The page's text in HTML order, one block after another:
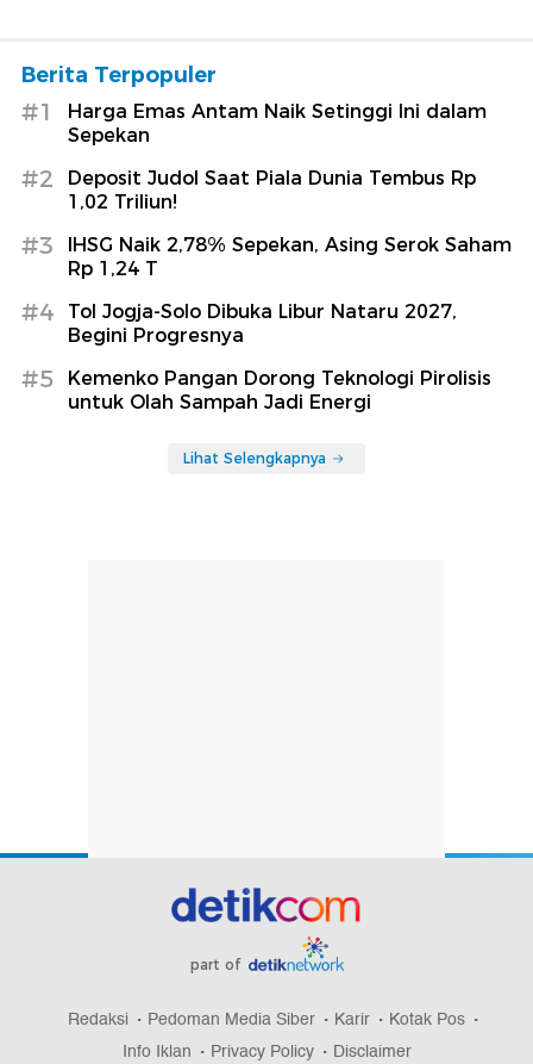
Berita Terpopuler
#1
Harga Emas Antam Naik Setinggi Ini dalam
Sepekan
#2
Deposit Judol Saat Piala Dunia Tembus Rp
1,02 Triliun!
#3
IHSG Naik 2,78% Sepekan, Asing Serok Saham
Rp 1,24 T
#4
Tol Jogja-Solo Dibuka Libur Nataru 2027,
Begini Progresnya
#5
Kemenko Pangan Dorong Teknologi Pirolisis
untuk Olah Sampah Jadi Energi
Lihat Selengkapnya
part of
Redaksi Pedoman Media Siber Karir
Kotak Pos
Info Iklan
Privacy Policy Disclaimer